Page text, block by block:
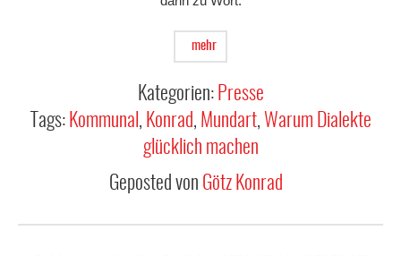
mehr
Kategorien: Presse
Tags: Kommunal , Konrad, Mundart, Warum Dialekte
glücklich machen
Geposted von Götz Konrad